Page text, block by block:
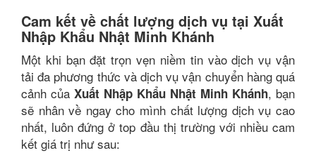
Cam kết về chất lượng dịch vụ tại Xuất
Nhập Khẩu Nhật Minh Khánh
Một khi bạn đặt trọn vẹn niềm tin vào dịch vụ vận
tải đa phương thức và dịch vụ vận chuyển hàng quá
cảnh của Xuất Nhập Khẩu Nhật Minh Khánh, bạn
sẽ nhân về ngay cho mình chất lượng dịch vụ cao
nhất, luôn đứng ở top đầu thị trường với nhiều cam
kết giá trị như sau: